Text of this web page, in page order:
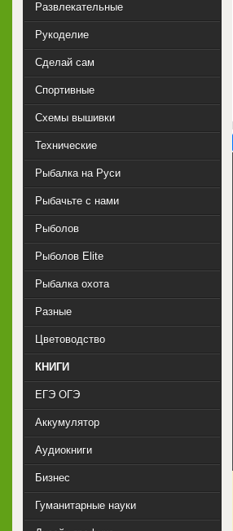
Развлекательные
Рукоделие
Сделай сам
Спортивные
Схемы вышивки
Технические
Рыбалка на Руси
Рыбачьте с нами
Рыболов
Рыболов Elite
Рыбалка охота
Разные
Цветоводство
КНИГИ
ЕГЭ ОГЭ
Аккумулятор
Аудиокниги
Бизнес
Гуманитарные науки